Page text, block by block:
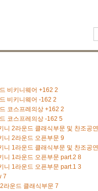
비키니웨어 +162 2
비키니웨어 -162 2
코스프레의상 +162 2
코스프레의상 -162 5
2라운드 클래식부문 및 찬조공연
니 2라운드 오픈부문 9
1라운드 클래식부문 및 찬조공연
니 1라운드 오픈부문 part.2 8
니 1라운드 오픈부문 part.1 3
7
라운드 클래식부문 7